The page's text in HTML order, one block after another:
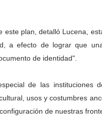
2026 lleva sonrisas
el mapa de
Talento
reinaugura Parque
este plan, detalló Lucena,
a efecto de lograr que
de identidad".
de las instituciones
usos y costumbres
de nuestras